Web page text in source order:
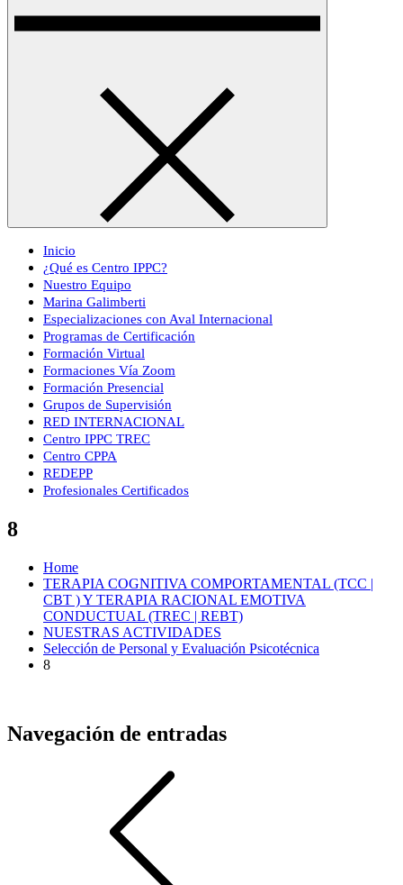
Inicio
¿Qué es Centro IPPC?
Nuestro Equipo
Marina Galimberti
Especializaciones con Aval Internacional
Programas de Certificación
Formación Virtual
Formaciones Vía Zoom
Formación Presencial
Grupos de Supervisión
RED INTERNACIONAL
Centro IPPC TREC
Centro CPPA
REDEPP
Profesionales Certificados
8
Home
TERAPIA COGNITIVA COMPORTAMENTAL (TCC |
CBT ) Y TERAPIA RACIONAL EMOTIVA
CONDUCTUAL (TREC | REBT)
NUESTRAS ACTIVIDADES
Selección de Personal y Evaluación Psicotécnica
8
Navegación de entradas